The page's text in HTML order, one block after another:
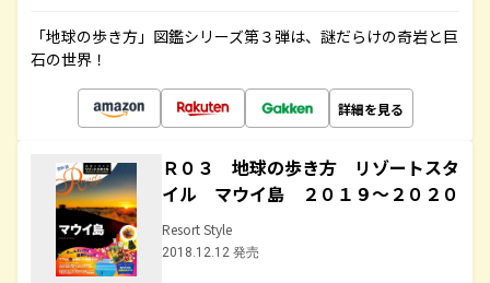
「地球の歩き方」図鑑シリーズ第３弾は、謎だらけの奇岩と巨
石の世界！
詳細を見る
Ｒ０３ 地球の歩き方 リゾートスタ
イル マウイ島 ２０１９～２０２０
Resort Style
2018.12.12 発売